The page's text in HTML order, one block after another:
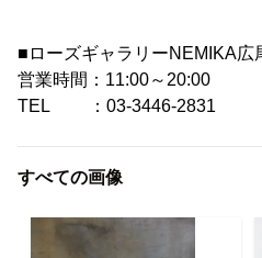
■ローズギャラリーNEMIKA
営業時間：11:00～20:00
TEL ：03-3446-2831
すべての画像